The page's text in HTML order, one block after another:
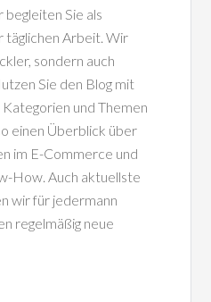
begleiten Sie als
Arbeit. Wir
sondern auch
Sie den Blog mit
und Themen
einen Überblick über
im E-Commerce und
How. Auch aktuellste
wir für jedermann
regelmäßig neue